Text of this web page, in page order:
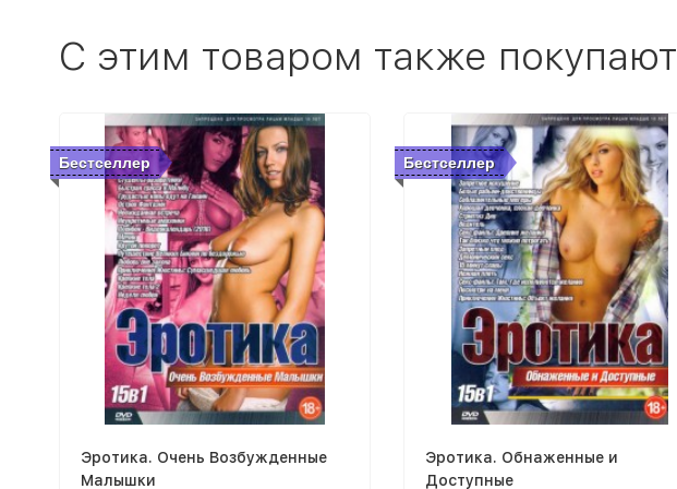
C этим товаром также покупают
Бестселлер
Эротика. Очень Возбужденные
Малышки
Бестселлер
Эротика. Обнаженные и
Доступные